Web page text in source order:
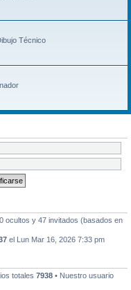
Técnico
ocultos y 47 invitados (basados en
el Lun Mar 16, 2026 7:33 pm
totales 7938 • Nuestro usuario